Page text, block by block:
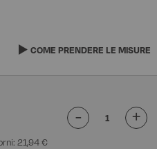
COME PRENDERE LE MISURE
21,94 €
- +